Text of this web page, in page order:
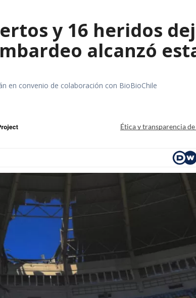
y 16 heridos
alcanzó
en convenio de colaboración con BioBioChile
Ética y transparencia